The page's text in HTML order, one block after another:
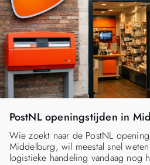
PostNL openingstijden in
Wie zoekt naar de PostNL
Middelburg, wil meestal snel
logistieke handeling vandaag nog